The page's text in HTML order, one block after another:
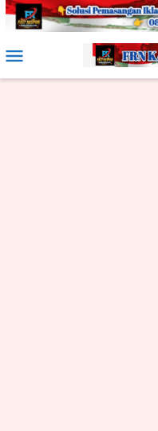
Loncat
Mobile